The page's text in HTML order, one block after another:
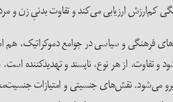
کم‌ارزش ارزیابی می‌کند و تفاوت بدنیِ زن و
فرهنگی و سیاسی در جوامع دموکراتیک، هم
تفاوت، از هر نوع، ناپسند و تهدید‌کننده
می‌شود. نقش‌های جنسیتی و امتیازات